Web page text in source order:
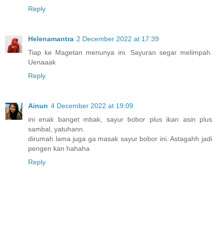
Reply
Helenamantra 2 December 2022 at 17:39
Tiap ke Magetan menunya ini. Sayuran segar melimpah.
Uenaaak
Reply
Ainun 4 December 2022 at 19:09
ini enak banget mbak, sayur bobor plus ikan asin plus
sambal, yatuhann.
dirumah lama juga ga masak sayur bobor ini. Astagahh jadi
pengen kan hahaha
Reply